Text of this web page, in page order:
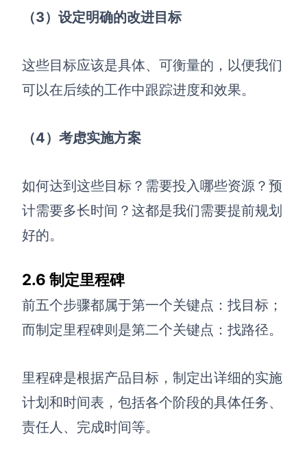
（3）设定明确的改进目标
这些目标应该是具体、可衡量的，以便我们
可以在后续的工作中跟踪进度和效果。
（4）考虑实施方案
如何达到这些目标？需要投入哪些资源？预
计需要多长时间？这都是我们需要提前规划
好的。
2.6 制定里程碑
前五个步骤都属于第一个关键点：找目标；
而制定里程碑则是第二个关键点：找路径。
里程碑是根据产品目标，制定出详细的实施
计划和时间表，包括各个阶段的具体任务、
责任人、完成时间等。